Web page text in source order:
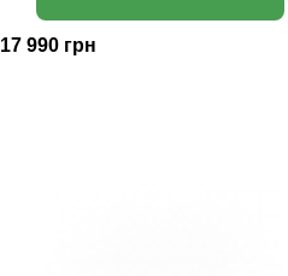
17 990 грн